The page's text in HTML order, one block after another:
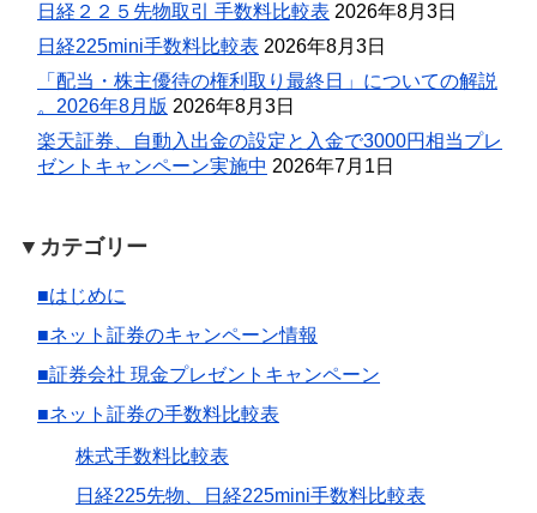
日経２２５先物取引 手数料比較表 2026年8月3日
日経225mini手数料比較表 2026年8月3日
「配当・株主優待の権利取り最終日」についての解説
。2026年8月版 2026年8月3日
楽天証券、自動入出金の設定と入金で3000円相当プレ
ゼントキャンペーン実施中 2026年7月1日
▼カテゴリー
■はじめに
■ネット証券のキャンペーン情報
■証券会社 現金プレゼントキャンペーン
■ネット証券の手数料比較表
株式手数料比較表
日経225先物、日経225mini手数料比較表